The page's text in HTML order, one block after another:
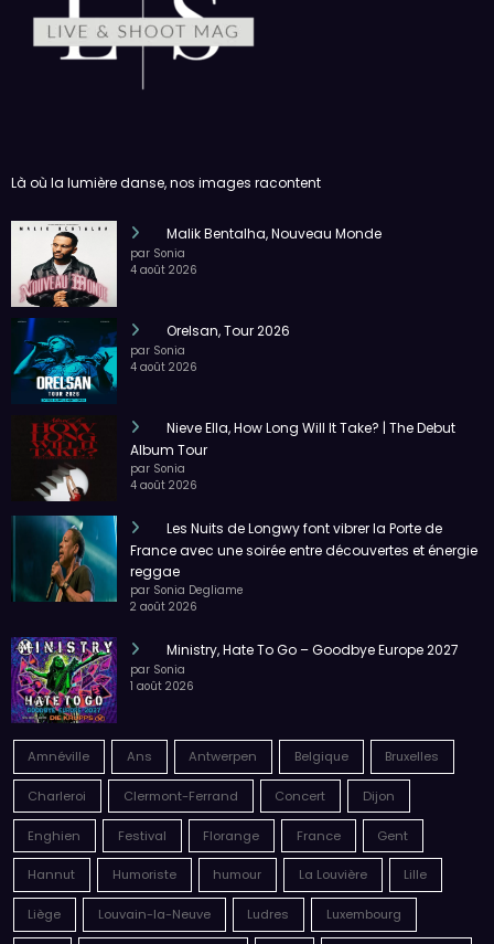
Là où la lumière danse, nos images racontent
Malik Bentalha, Nouveau Monde
par Sonia
4 août 2026
Orelsan, Tour 2026
par Sonia
4 août 2026
Nieve Ella, How Long Will It Take? | The Debut
Album Tour
par Sonia
4 août 2026
Les Nuits de Longwy font vibrer la Porte de
France avec une soirée entre découvertes et énergie
reggae
par Sonia Degliame
2 août 2026
Ministry, Hate To Go – Goodbye Europe 2027
par Sonia
1 août 2026
Amnéville Ans Antwerpen Belgique Bruxelles
Charleroi Clermont-Ferrand Concert Dijon
Enghien Festival Florange France Gent
Hannut Humoriste humour La Louvière Lille
Liège Louvain-la-Neuve Ludres Luxembourg